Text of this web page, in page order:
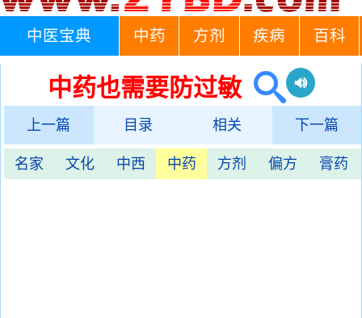
中医宝典 中药 方剂 疾病 百科
中药也需要防过敏
上一篇 目录 相关 下一篇
名家 文化 中西 中药 方剂 偏方 膏药